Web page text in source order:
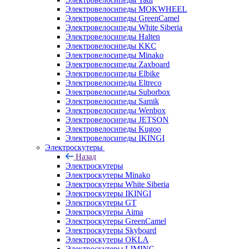
Электровелосипеды MOKWHEEL
Электровелосипеды GreenCamel
Электровелосипеды White Siberia
Электровелосипеды Halten
Электровелосипеды KKC
Электровелосипеды Minako
Электровелосипеды Zaxboard
Электровелосипеды Elbike
Электровелосипеды Eltreco
Электровелосипеды Suborbox
Электровелосипеды Samik
Электровелосипеды Wenbox
Электровелосипеды JETSON
Электровелосипеды Kugoo
Электровелосипеды IKINGI
Электроскутеры
Назад
Электроскутеры
Электроскутеры Minako
Электроскутеры White Siberia
Электроскутеры IKINGI
Электроскутеры GT
Электроскутеры Aima
Электроскутеры GreenCamel
Электроскутеры Skyboard
Электроскутеры OKLA